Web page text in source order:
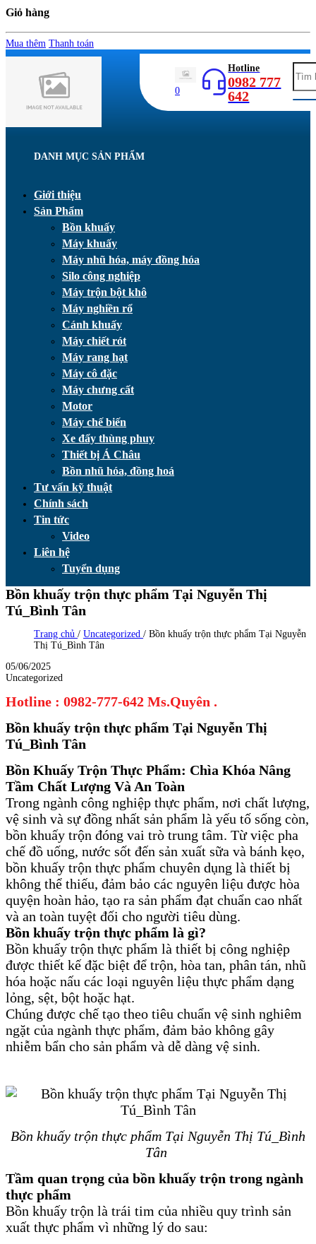
Giỏ hàng
Mua thêm Thanh toán
0
Hotline
0982 777
642
DANH MỤC SẢN PHẨM
Giới thiệu
Sản Phẩm
Bồn khuấy
Máy khuấy
Máy nhũ hóa, máy đồng hóa
Silo công nghiệp
Máy trộn bột khô
Máy nghiền rổ
Cánh khuấy
Máy chiết rót
Máy rang hạt
Máy cô đặc
Máy chưng cất
Motor
Máy chế biến
Xe đẩy thùng phuy
Thiết bị Á Châu
Bồn nhũ hóa, đồng hoá
Tư vấn kỹ thuật
Chính sách
Tin tức
Video
Liên hệ
Tuyển dụng
Bồn khuấy trộn thực phẩm Tại Nguyễn Thị
Tú_Bình Tân
Trang chủ / Uncategorized / Bồn khuấy trộn thực phẩm Tại Nguyễn
Thị Tú_Bình Tân
05/06/2025
Uncategorized
Hotline : 0982-777-642 Ms.Quyên .
Bồn khuấy trộn thực phẩm Tại Nguyễn Thị
Tú_Bình Tân
Bồn Khuấy Trộn Thực Phẩm: Chìa Khóa Nâng
Tầm Chất Lượng Và An Toàn
Trong ngành công nghiệp thực phẩm, nơi chất lượng,
vệ sinh và sự đồng nhất sản phẩm là yếu tố sống còn,
bồn khuấy trộn đóng vai trò trung tâm. Từ việc pha
chế đồ uống, nước sốt đến sản xuất sữa và bánh kẹo,
bồn khuấy trộn thực phẩm chuyên dụng là thiết bị
không thể thiếu, đảm bảo các nguyên liệu được hòa
quyện hoàn hảo, tạo ra sản phẩm đạt chuẩn cao nhất
và an toàn tuyệt đối cho người tiêu dùng.
Bồn khuấy trộn thực phẩm là gì?
Bồn khuấy trộn thực phẩm là thiết bị công nghiệp
được thiết kế đặc biệt để trộn, hòa tan, phân tán, nhũ
hóa hoặc nấu các loại nguyên liệu thực phẩm dạng
lỏng, sệt, bột hoặc hạt.
Chúng được chế tạo theo tiêu chuẩn vệ sinh nghiêm
ngặt của ngành thực phẩm, đảm bảo không gây
nhiễm bẩn cho sản phẩm và dễ dàng vệ sinh.
Bồn khuấy trộn thực phẩm Tại Nguyễn Thị Tú_Bình
Tân
Tầm quan trọng của bồn khuấy trộn trong ngành
thực phẩm
Bồn khuấy trộn là trái tim của nhiều quy trình sản
xuất thực phẩm vì những lý do sau: